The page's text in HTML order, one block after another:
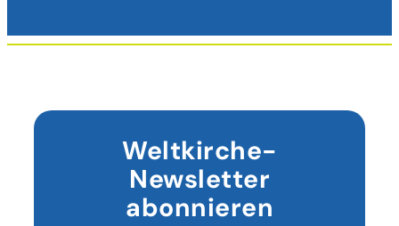
Weltkirche-
Newsletter
abonnieren